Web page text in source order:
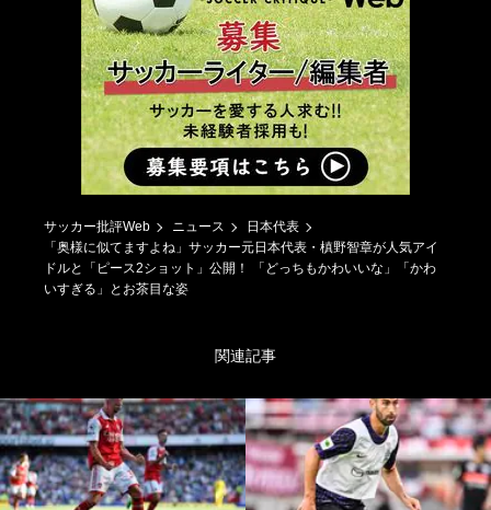
サッカー批評Web ニュース
日本代表
「奥様に似てますよね」サッカー元日本代表・槙野智章が人気アイ
ドルと「ピース2ショット」公開！ 「どっちもかわいいな」「かわ
いすぎる」とお茶目な姿
関連記事